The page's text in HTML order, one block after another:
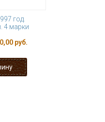
год.
4 марки
руб.